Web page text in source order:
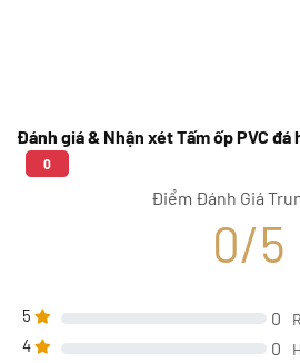
Đánh giá & Nhận xét Tấm ốp PVC đá
0
Điểm Đánh Giá
0/5
5 0
4 0